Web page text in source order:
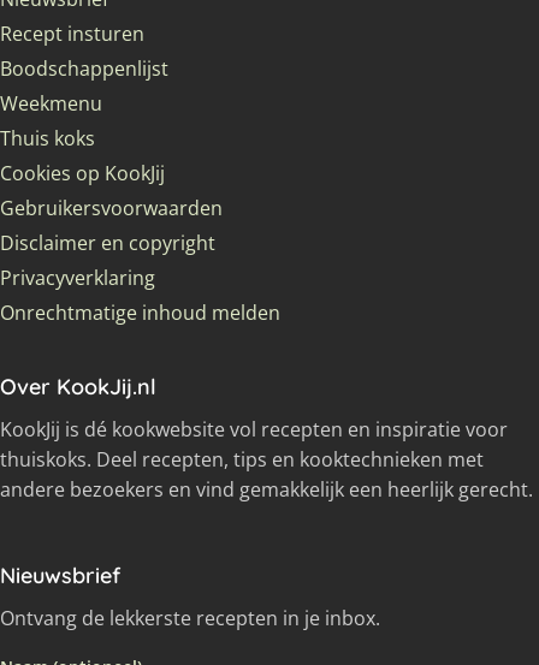
Recept insturen
Boodschappenlijst
Weekmenu
Thuis koks
Cookies op KookJij
Gebruikersvoorwaarden
Disclaimer en copyright
Privacyverklaring
Onrechtmatige inhoud melden
Over KookJij.nl
KookJij is dé kookwebsite vol recepten en inspiratie voor
thuiskoks. Deel recepten, tips en kooktechnieken met
andere bezoekers en vind gemakkelijk een heerlijk gerecht.
Nieuwsbrief
Ontvang de lekkerste recepten in je inbox.